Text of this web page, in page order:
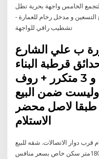
الخامس واجهة بحرية تطل
شارع التسعين و مدخل رخام للعمارة -
تشطيب راقي للواجهة
ب علي الشارع
قرطبة البناء
نسبة 50٪ ارضي واول و 3 متكرر + روف
وليست ضمن البيع
لاصل محضر
الاستلام
قرب دوار الاتصالات. شقه للبيع
بمنطقه هادئه بمرج الحمام. شقه للبيع 180متر سكن خاص بسعر منافس